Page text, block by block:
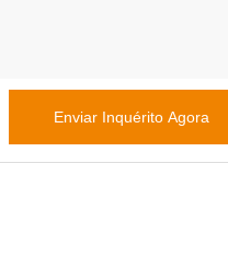
Enviar Inquérito Agora